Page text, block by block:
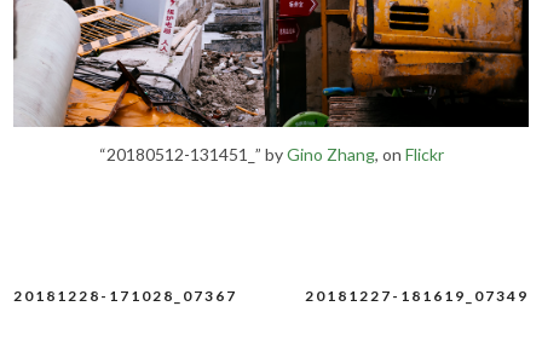
“20180512-131451_” byGino Zhang, on Flickr
文
20181227-181619_07349
20181228-171028_07367